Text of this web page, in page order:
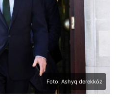
Foto: Ashyq derekkóz